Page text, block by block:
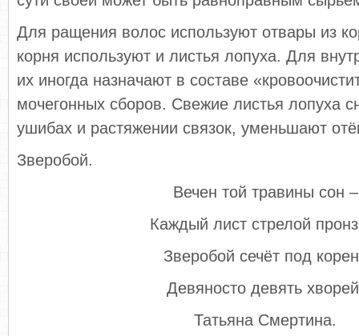
Для ращения волос используют отвары из
корня используют и листья лопуха. Для
их иногда назначают в составе
мочегонных сборов. Свежие листья лопуха
ушибах и растяжении связок, уменьшают
Зверобой.
Вечен той травины сон –
Каждый лист стрелой
Зверобой сечёт под
Девяносто девять
Татьяна Смертина.